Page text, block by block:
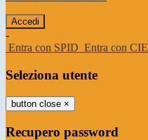
-
Entra con SPID Entra con CIE
Seleziona utente
button close ×
Recupero password